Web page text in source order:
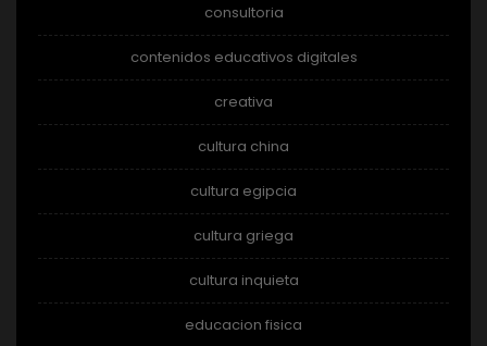
consultoria
contenidos educativos digitales
creativa
cultura china
cultura egipcia
cultura griega
cultura inquieta
educacion fisica